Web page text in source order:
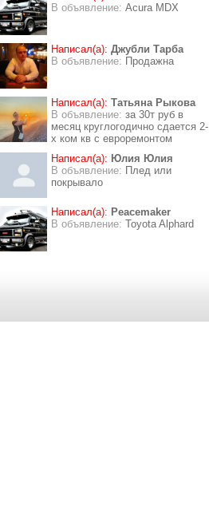
В объявление: Acura MDX
Написал(а): Джубли Тарба
В объявление: Продажна
Написал(а): Татьяна Рыкова
В объявление: за 30т руб в
месяц круглогодично сдается 2-
х ком кв с евроремонтом
Написал(а): Юлия Юлия
В объявление: Плед или
покрывало
Написал(а): Peacemaker
В объявление: Toyota Alphard